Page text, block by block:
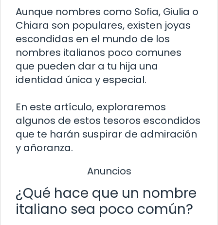
Aunque nombres como Sofia, Giulia o
Chiara son populares, existen joyas
escondidas en el mundo de los
nombres italianos poco comunes
que pueden dar a tu hija una
identidad única y especial.
En este artículo, exploraremos
algunos de estos tesoros escondidos
que te harán suspirar de admiración
y añoranza.
Anuncios
¿Qué hace que un nombre
italiano sea poco común?